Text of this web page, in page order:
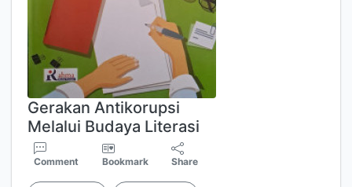
Gerakan Antikorupsi
Melalui Budaya Literasi
Comment Bookmark Share